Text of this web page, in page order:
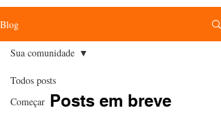
Blog
Todos posts
Começar
Sua comunidade
Posts em breve